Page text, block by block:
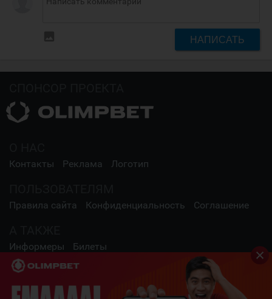
НАПИСАТЬ
Контакты Реклама Логотип
Правила сайта Конфиденциальность Соглашение
Информеры Билеты
СОЦИАЛЬНЫЕ СЕТИ